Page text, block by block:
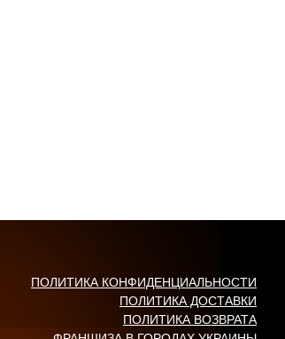
ПОЛИТИКА КОНФИДЕНЦИАЛЬНОСТИ
ПОЛИТИКА ДОСТАВКИ
ПОЛИТИКА ВОЗВРАТА